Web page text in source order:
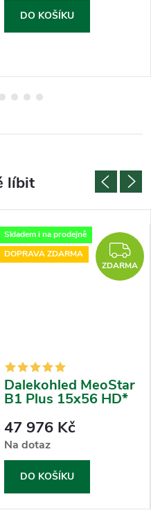
DO KOŠÍKU
Skladem i na prodejně
DOPRAVA ZDARMA
ZDARMA
Dalekohled MeoStar
B1 Plus 15x56 HD*
47 976 Kč
Na dotaz
DO KOŠÍKU